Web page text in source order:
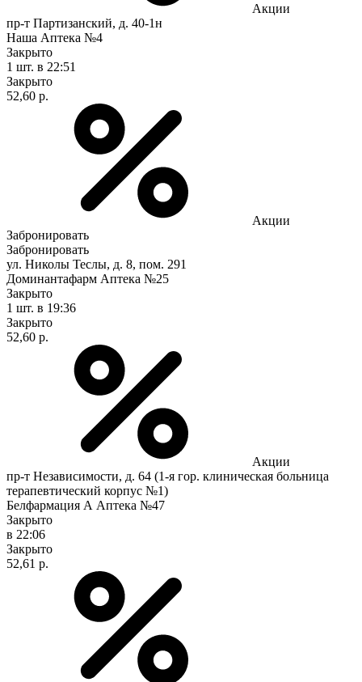
Акции
пр-т Партизанский, д. 40-1н
Наша Аптека №4
Закрыто
1 шт. в 22:51
Закрыто
52,60 р.
Акции
Забронировать
Забронировать
ул. Николы Теслы, д. 8, пом. 291
Доминантафарм Аптека №25
Закрыто
1 шт. в 19:36
Закрыто
52,60 р.
Акции
пр-т Независимости, д. 64 (1-я гор. клиническая больница
терапевтический корпус №1)
Белфармация А Аптека №47
Закрыто
в 22:06
Закрыто
52,61 р.